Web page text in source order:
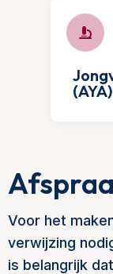
Voor het
verwijzing
is belangrijk